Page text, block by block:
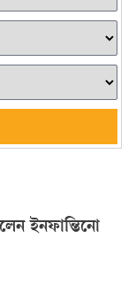
ইনফান্তিনো